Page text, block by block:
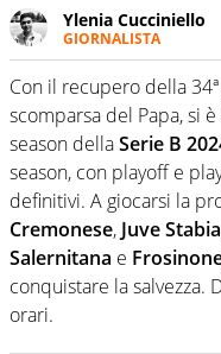
Ylenia Cucciniello
GIORNALISTA
giocato ma non
dove spesso si
non riesce a
Con il recupero della
scomparsa del Papa, si
season dellaSerie B
season, con playoff e
definitivi. A giocarsi la
Cremonese, JuveStabia
Salernitana e
conquistare la salvezza.
orari.